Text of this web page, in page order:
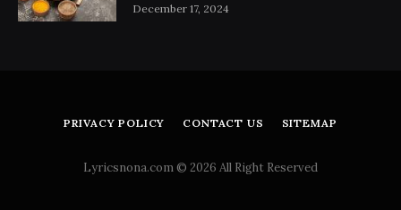
December 17, 2024
PRIVACY POLICY CONTACT US SITEMAP
Lyricsnona.com © 2026 All Right Reserved